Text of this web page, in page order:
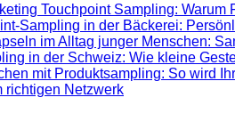
Touchpoint Sampling: Warum
Sampling in der Bäckerei:
im Alltag junger Menschen:
in der Schweiz: Wie kleine
mit Produktsampling: So wird
richtigen Netzwerk